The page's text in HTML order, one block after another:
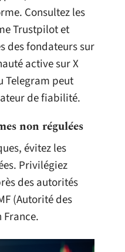
Consultez les
Trustpilot et
des fondateurs sur
active sur X
Telegram peut
de fiabilité.
non régulées
évitez les
Privilégiez
des autorités
(Autorité des
France.